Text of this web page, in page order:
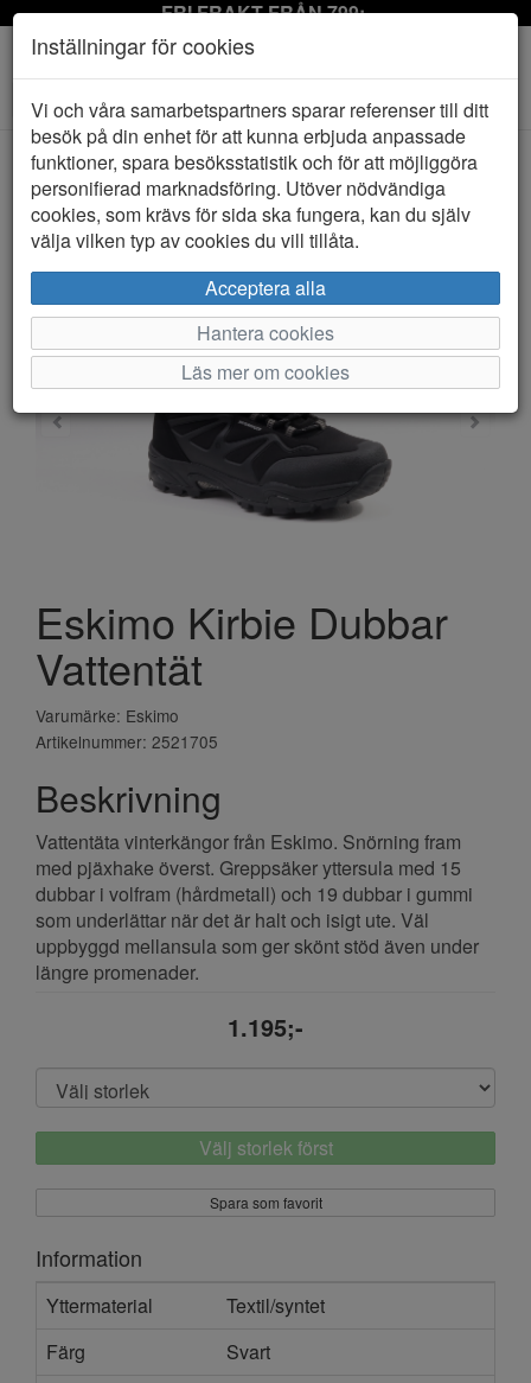
FRI FRAKT FRÅN 799:-
Toggle
navigation
HEM ESKIMO
Eskimo Kirbie Dubbar
Vattentät
Varumärke: Eskimo
Artikelnummer: 2521705
Beskrivning
Vattentäta vinterkängor från Eskimo. Snörning fram
med pjäxhake överst. Greppsäker yttersula med 15
dubbar i volfram (hårdmetall) och 19 dubbar i gummi
som underlättar när det är halt och isigt ute. Väl
uppbyggd mellansula som ger skönt stöd även under
längre promenader.
1.195;-
Välj storlek först
Spara som favorit
Information
Yttermaterial
Textil/syntet
Färg
Svart
Inställningar för cookies
Vi och våra samarbetspartners sparar referenser till ditt
besök på din enhet för att kunna erbjuda anpassade
funktioner, spara besöksstatistik och för att möjliggöra
personifierad marknadsföring. Utöver nödvändiga
cookies, som krävs för sida ska fungera, kan du själv
välja vilken typ av cookies du vill tillåta.
Acceptera alla
Hantera cookies
Läs mer om cookies